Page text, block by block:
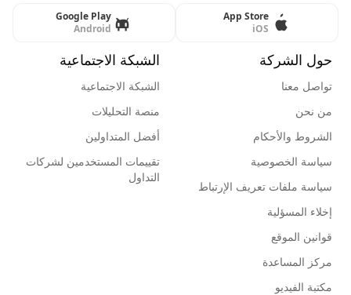
App Store
iOS
Google Play
Android
حول الشركة
تواصل معنا
من نحن
الشروط والأحكام
سياسة الخصوصية
سياسة ملفات تعريف الإرتباط
إخلاء المسؤلية
قوانين الموقع
مركز المساعدة
مكتبة الفيديو
الشبكة الاجتماعية
الشبكة الاجتماعية
منصة التحليلات
أفضل المتداولين
تقييمات المستخدمين لشركات
التداول